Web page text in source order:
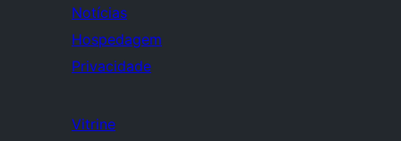
Notícias
Hospedagem
Privacidade
Vitrine